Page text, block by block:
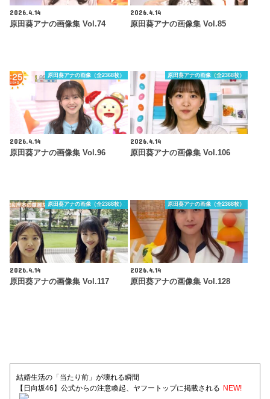
2026.4.14
原田葵アナの画像集 Vol.74
2026.4.14
原田葵アナの画像集 Vol.85
原田葵アナの画像（全2368枚）
2026.4.14
原田葵アナの画像集 Vol.96
原田葵アナの画像（全2368枚）
2026.4.14
原田葵アナの画像集 Vol.106
原田葵アナの画像（全2368枚）
2026.4.14
原田葵アナの画像集 Vol.117
原田葵アナの画像（全2368枚）
2026.4.14
原田葵アナの画像集 Vol.128
結婚生活の「当たり前」が壊れる瞬間
【日向坂46】公式からの注意喚起、ヤフートップに掲載される NEW!